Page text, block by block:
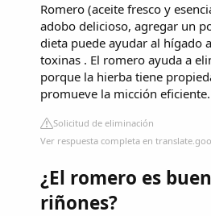
Romero (aceite fresco y
adobo delicioso, agregar un
dieta puede ayudar al hígado
toxinas . El romero ayuda a
porque la hierba tiene
promueve la micción eficiente.
Solicitud de eliminación
Ver respuesta completa en
¿El romero es
riñones?